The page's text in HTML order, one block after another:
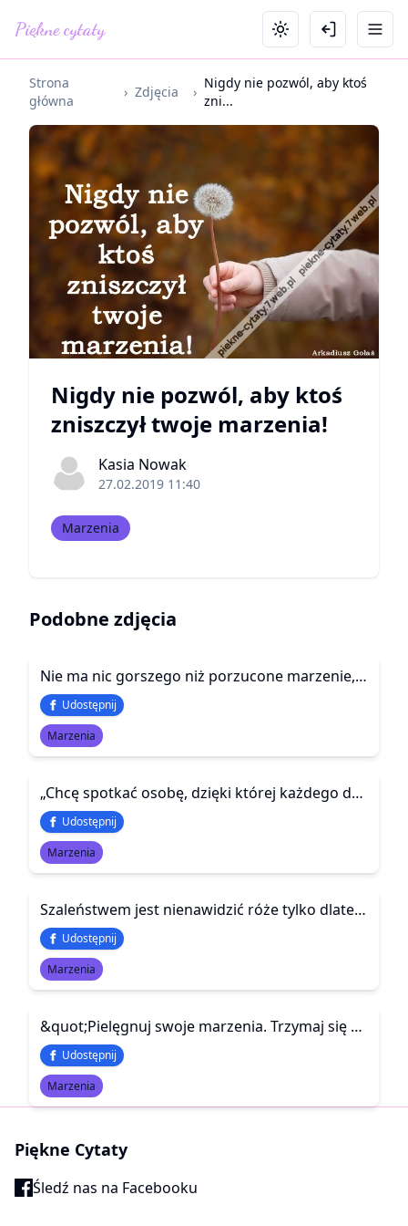
Piękne cytaty
Strona
główna
› Zdjęcia ›
Nigdy nie pozwól, aby ktoś
zni...
Nigdy nie pozwól, aby ktoś
zniszczył twoje marzenia!
Kasia Nowak
27.02.2019 11:40
Marzenia
Podobne zdjęcia
Nie ma nic gorszego niż porzucone marzenie, bo ono nigdy nie przestaje szeptać nam o tym, co mogło się wydarzyć.
Udostępnij
Marzenia
„Chcę spotkać osobę, dzięki której każdego dnia będę się uśmiechać. Osobę, która da mi siłę i nadzieję, że będzie wszystko dobrze. Która pokaże mi co to jest prawdziwa miłość, bliskość i radość”
Udostępnij
Marzenia
Szaleństwem jest nienawidzić róże tylko dlatego, że jedna Cię podrapała. Tak samo jak odrzucić wszystkie swoje marzenia, ponieważ jedno się nie spełniło…i
Udostępnij
Marzenia
&quot;Pielęgnuj swoje marzenia. Trzymaj się swoich ideałów. Maszeruj śmiało według muzyki, którą tylko Ty słyszysz. Wielkie biografie powstają z ruchu do przodu, a nie z oglądania się do tyłu&quot;
Udostępnij
Marzenia
Piękne Cytaty
Śledź nas na Facebooku